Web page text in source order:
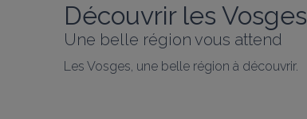
Découvrir les Vosges
Une belle région vous attend
Les Vosges, une belle région à découvrir.